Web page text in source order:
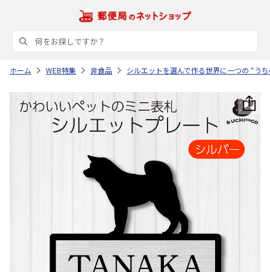
ホーム WEB特集 非食品 シルエットを選んで作る世界に一つの “う